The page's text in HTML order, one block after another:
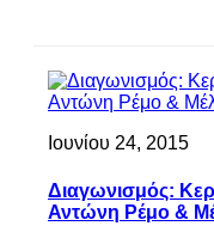
Ιουνίου 24, 2015
Διαγωνισμός:
Αντώνη Ρέμο &